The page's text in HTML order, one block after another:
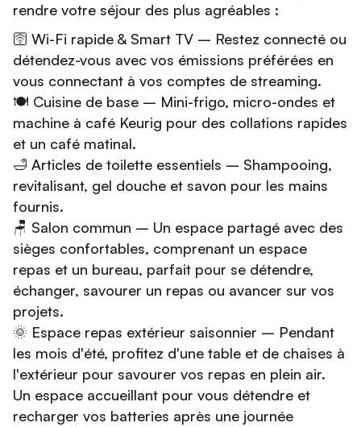
rendre votre séjour des plus agréables :
🛜 Wi-Fi rapide & Smart TV – Restez connecté ou
détendez-vous avec vos émissions préférées en
vous connectant à vos comptes de streaming.
🍽️ Cuisine de base – Mini-frigo, micro-ondes et
machine à café Keurig pour des collations rapides
et un café matinal.
🛁 Articles de toilette essentiels – Shampooing,
revitalisant, gel douche et savon pour les mains
fournis.
🪑 Salon commun – Un espace partagé avec des
sièges confortables, comprenant un espace
repas et un bureau, parfait pour se détendre,
échanger, savourer un repas ou avancer sur vos
projets.
🌞 Espace repas extérieur saisonnier – Pendant
les mois d'été, profitez d'une table et de chaises à
l'extérieur pour savourer vos repas en plein air.
Un espace accueillant pour vous détendre et
recharger vos batteries après une journée